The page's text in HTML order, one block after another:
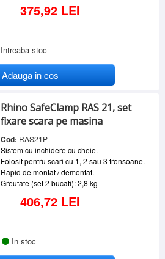
375,92 LEI
Intreaba stoc
Adauga in cos
Rhino SafeClamp RAS 21, set
fixare scara pe masina
Cod: RAS21P
Sistem cu inchidere cu cheie.
Folosit pentru scari cu 1, 2 sau 3 tronsoane.
Rapid de montat / demontat.
Greutate (set 2 bucati): 2,8 kg
406,72 LEI
In stoc